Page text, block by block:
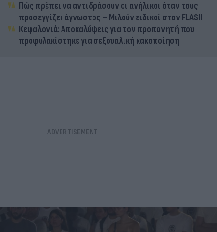
Πώς πρέπει να αντιδράσουν οι ανήλικοι όταν τους
προσεγγίζει άγνωστος – Μιλούν ειδικοί στον FLASH
Κεφαλονιά: Αποκαλύψεις για τον προπονητή που
προφυλακίστηκε για σεξουαλική κακοποίηση